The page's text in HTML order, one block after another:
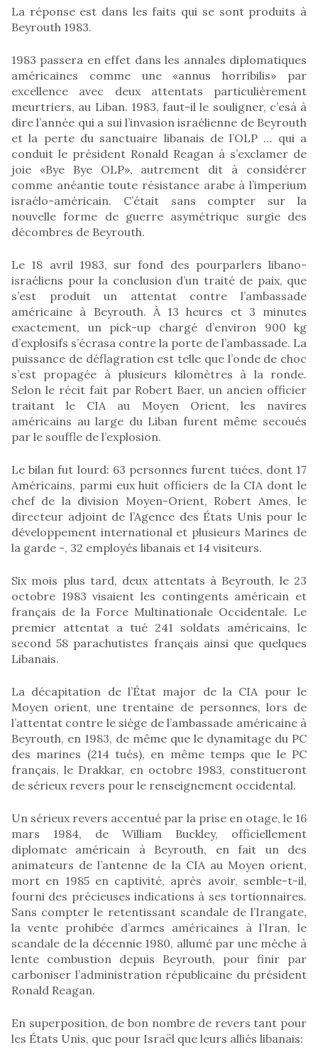
La réponse est dans les faits qui se sont produits à
Beyrouth 1983.
1983 passera en effet dans les annales diplomatiques
américaines comme une «annus horribilis» par
excellence avec deux attentats particulièrement
meurtriers, au Liban. 1983, faut-il le souligner, c’esà à
dire l’année qui a sui l’invasion israélienne de Beyrouth
et la perte du sanctuaire libanais de l’OLP … qui a
conduit le président Ronald Reagan à s’exclamer de
joie «Bye Bye OLP», autrement dit à considérer
comme anéantie toute résistance arabe à l’imperium
israélo-américain. C’était sans compter sur la
nouvelle forme de guerre asymétrique surgie des
décombres de Beyrouth.
Le 18 avril 1983, sur fond des pourparlers libano-
israéliens pour la conclusion d’un traité de paix, que
s’est produit un attentat contre l’ambassade
américaine à Beyrouth. À 13 heures et 3 minutes
exactement, un pick-up chargé d’environ 900 kg
d’explosifs s’écrasa contre la porte de l’ambassade. La
puissance de déflagration est telle que l’onde de choc
s’est propagée à plusieurs kilomètres à la ronde.
Selon le récit fait par Robert Baer, un ancien officier
traitant le CIA au Moyen Orient, les navires
américains au large du Liban furent même secoués
par le souffle de l’explosion.
Le bilan fut lourd: 63 personnes furent tuées, dont 17
Américains, parmi eux huit officiers de la CIA dont le
chef de la division Moyen-Orient, Robert Ames, le
directeur adjoint de l’Agence des États Unis pour le
développement international et plusieurs Marines de
la garde -, 32 employés libanais et 14 visiteurs.
Six mois plus tard, deux attentats à Beyrouth, le 23
octobre 1983 visaient les contingents américain et
français de la Force Multinationale Occidentale. Le
premier attentat a tué 241 soldats américains, le
second 58 parachutistes français ainsi que quelques
Libanais.
La décapitation de l’État major de la CIA pour le
Moyen orient, une trentaine de personnes, lors de
l’attentat contre le siège de l’ambassade américaine à
Beyrouth, en 1983, de même que le dynamitage du PC
des marines (214 tués), en même temps que le PC
français, le Drakkar, en octobre 1983, constitueront
de sérieux revers pour le renseignement occidental.
Un sérieux revers accentué par la prise en otage, le 16
mars 1984, de William Buckley, officiellement
diplomate américain à Beyrouth, en fait un des
animateurs de l’antenne de la CIA au Moyen orient,
mort en 1985 en captivité, après avoir, semble-t-il,
fourni des précieuses indications à ses tortionnaires.
Sans compter le retentissant scandale de l’Irangate,
la vente prohibée d’armes américaines à l’Iran, le
scandale de la décennie 1980, allumé par une mèche à
lente combustion depuis Beyrouth, pour finir par
carboniser l’administration républicaine du président
Ronald Reagan.
En superposition, de bon nombre de revers tant pour
les États Unis, que pour Israël que leurs alliés libanais: